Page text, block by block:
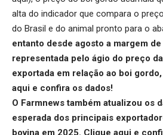
alta do indicador que compara o
do Brasil e do animal pronto para o
entanto desde agosto a margem
representada pelo ágio do preço
exportada em relação ao boi
aqui e confira os dados!
O Farmnews também atualizou os
esperada dos principais
bovina em 2025. Clique aqui e